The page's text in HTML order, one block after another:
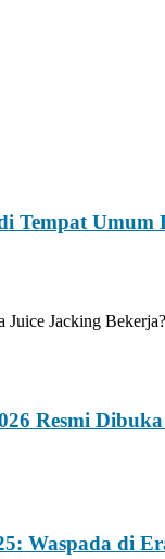
Tempat
Jacking
Resmi
Waspada di